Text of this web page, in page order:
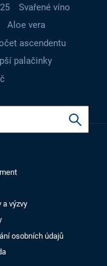
Svařené víno
Aloe vera
ascendentu
palačinky
a výzvy
osobních údajů